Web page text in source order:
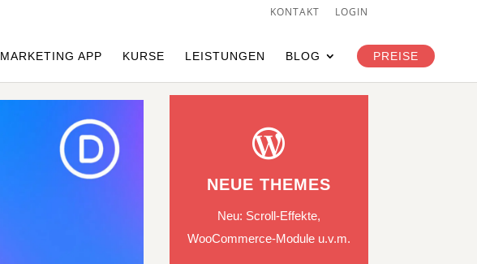
KONTAKT LOGIN
MARKETING APP KURSE LEISTUNGEN BLOG PREISE

NEUE THEMES
Neu: Scroll-Effekte,
WooCommerce-Module u.v.m.